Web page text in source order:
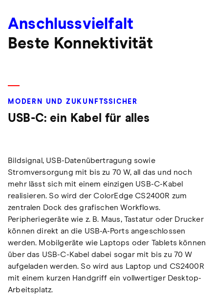
Anschlussvielfalt
Beste Konnektivität
MODERN UND ZUKUNFTSSICHER
USB-C: ein Kabel für alles
Bildsignal, USB-Datenübertragung sowie
Stromversorgung mit bis zu 70 W, all das und noch
mehr lässt sich mit einem einzigen USB-C-Kabel
realisieren. So wird der ColorEdge CS2400R zum
zentralen Dock des grafischen Workflows.
Peripheriegeräte wie z. B. Maus, Tastatur oder Drucker
können direkt an die USB-A-Ports angeschlossen
werden. Mobilgeräte wie Laptops oder Tablets können
über das USB-C-Kabel dabei sogar mit bis zu 70 W
aufgeladen werden. So wird aus Laptop und CS2400R
mit einem kurzen Handgriff ein vollwertiger Desktop-
Arbeitsplatz.